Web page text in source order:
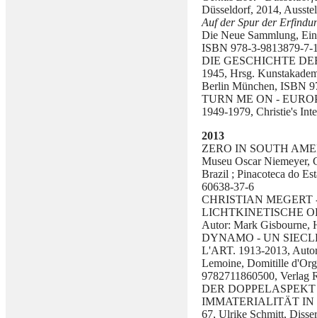
Düsseldorf, 2014,
Auf der Spur der
Die Neue Sammlung,
ISBN 978-3-9813879-7-
DIE GESCHICHTE
1945, Hrsg.
Berlin München, ISBN
TURN ME ON -
1949-1979, Christie's
2013
ZERO IN SOUTH
Museu Oscar Niemeyer,
Brazil ; Pinacoteca do
60638-37-6
CHRISTIAN
LICHTKINETISCHE
Autor: Mark Gisbourne,
DYNAMO - UN
L'ART. 1913-2013,
Lemoine, Domitille
9782711860500, Verlag
DER
IMMATERIALITÄT IN
67, Ulrike Schmitt,